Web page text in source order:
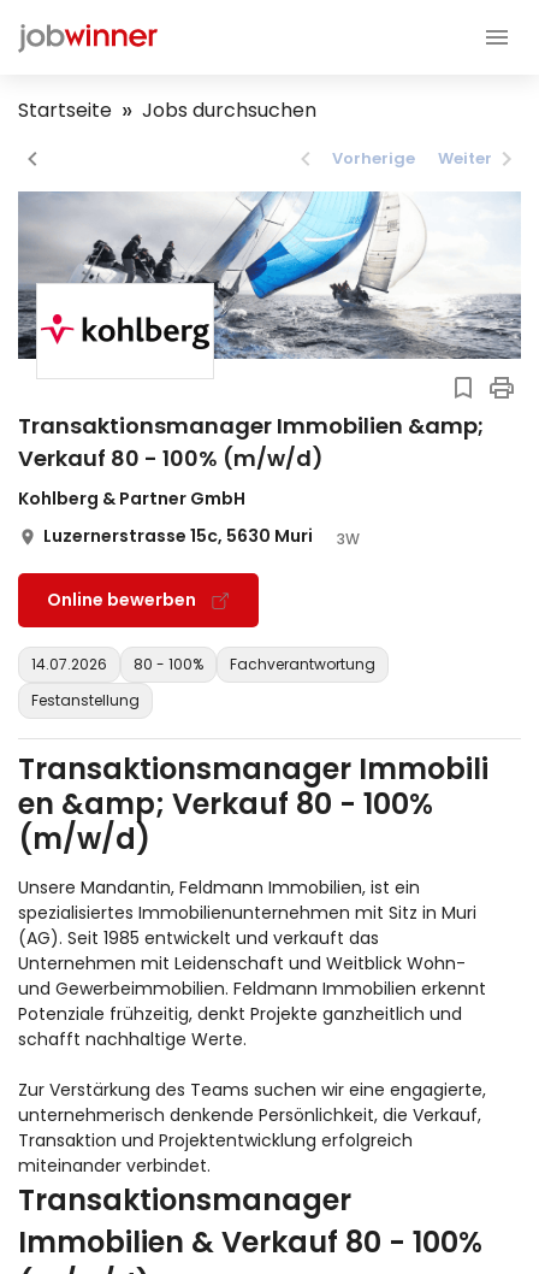
Startseite Jobs durchsuchen
Vorherige Weiter
Transaktionsmanager Immobilien &amp;
Verkauf 80 - 100% (m/w/d)
Kohlberg & Partner GmbH
Luzernerstrasse 15c, 5630 Muri
3W
Online bewerben
14.07.2026 80 - 100%
Fachverantwortung
Festanstellung
Transaktionsmanager Immobili
en &amp; Verkauf 80 - 100%
(m/w/d)
Unsere Mandantin, Feldmann Immobilien, ist ein
spezialisiertes Immobilienunternehmen mit Sitz in Muri
(AG). Seit 1985 entwickelt und verkauft das
Unternehmen mit Leidenschaft und Weitblick Wohn-
und Gewerbeimmobilien. Feldmann Immobilien erkennt
Potenziale frühzeitig, denkt Projekte ganzheitlich und
schafft nachhaltige Werte.
Zur Verstärkung des Teams suchen wir eine engagierte,
unternehmerisch denkende Persönlichkeit, die Verkauf,
Transaktion und Projektentwicklung erfolgreich
miteinander verbindet.
Transaktionsmanager
Immobilien & Verkauf 80 - 100%